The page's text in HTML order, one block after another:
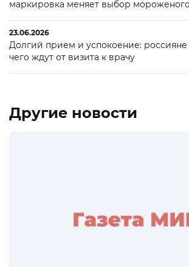
маркировка меняет выбор
23.06.2026
Долгий прием и успокоение: россияне
чего ждут от визита к врачу
Другие новости